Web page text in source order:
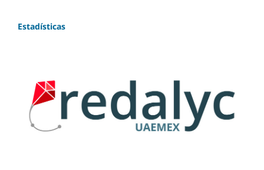
Estadísticas